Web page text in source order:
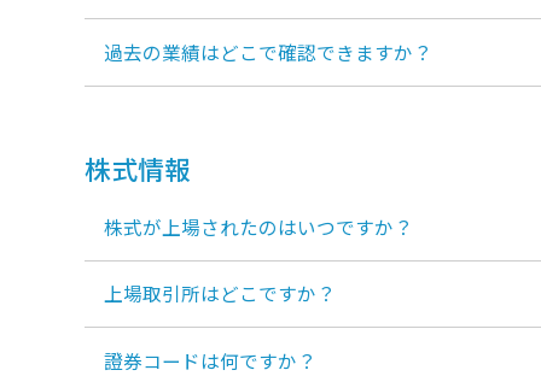
過去の業績はどこで確認できますか？
株式情報
株式が上場されたのはいつですか？
上場取引所はどこですか？
證券コードは何ですか？